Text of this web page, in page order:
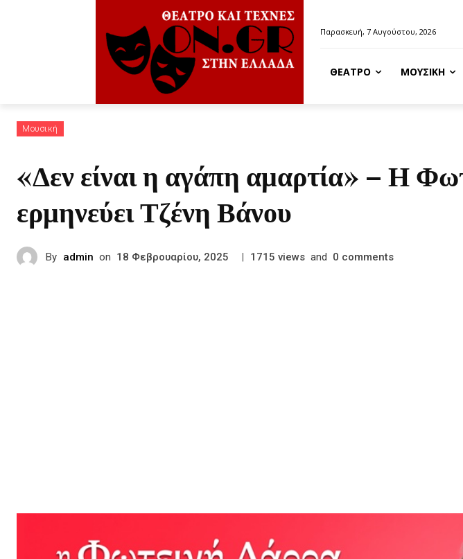
Παρασκευή, 7 Αυγούστου, 2026
ΘΈΑΤΡΟ ΜΟΥΣΙΚΉ
Μουσική
«Δεν είναι η αγάπη αμαρτία» – Η
ερμηνεύει Τζένη Βάνου
By admin on 18 Φεβρουαρίου, 2025 | 1715 views and 0 comments